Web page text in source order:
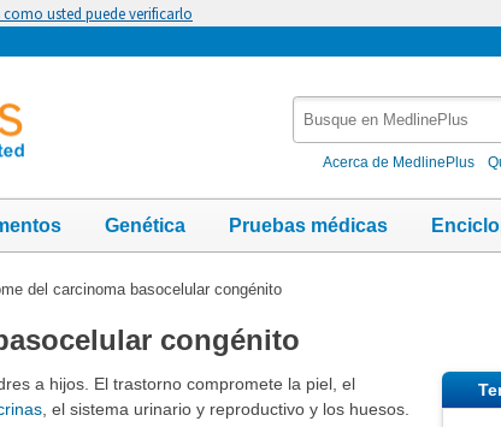
como usted puede verificarlo
MedlinePlus
Acerca de MedlinePlus
Genética Pruebas médicas
del carcinoma basocelular congénito
congénito
a hijos. El trastorno compromete la piel, el
, el sistema urinario y reproductivo y los huesos.